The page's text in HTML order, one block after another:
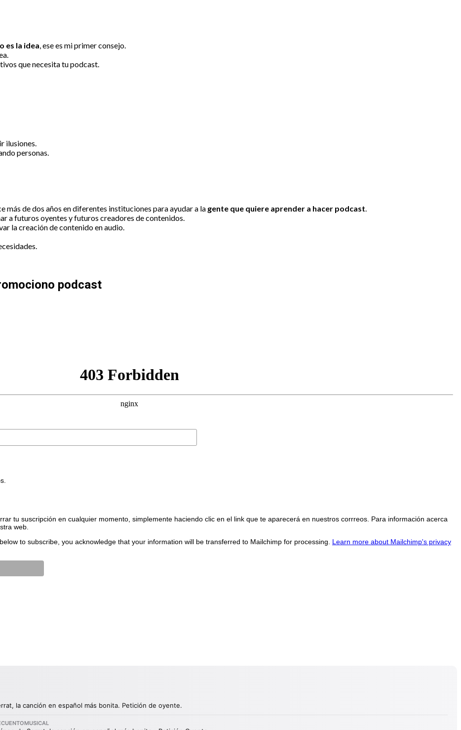
es la idea , ese es mi primer consejo.
que necesita tu podcast.
ilusiones.
personas.
más de dos años en diferentes instituciones para ayudar a la gente que quiere aprender a hacer podcast.
a futuros oyentes y futuros creadores de contenidos.
la creación de contenido en audio.
podcast
tu suscripción en cualquier momento, simplemente haciendo clic en el link que te aparecerá en nuestros corrreos. Para información acerca
web.
to subscribe, you acknowledge that your information will be transferred to Mailchimp for processing. Learn more about Mailchimp's privacy